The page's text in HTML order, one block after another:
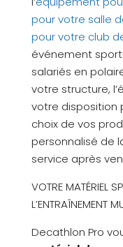
pour votre salle
pour votre club
événement
salariés en
votre structure,
votre disposition
choix de vos
personnalisé de
service après
VOTRE MATÉRIEL
L’ENTRAÎNEMENT
Decathlon Pro